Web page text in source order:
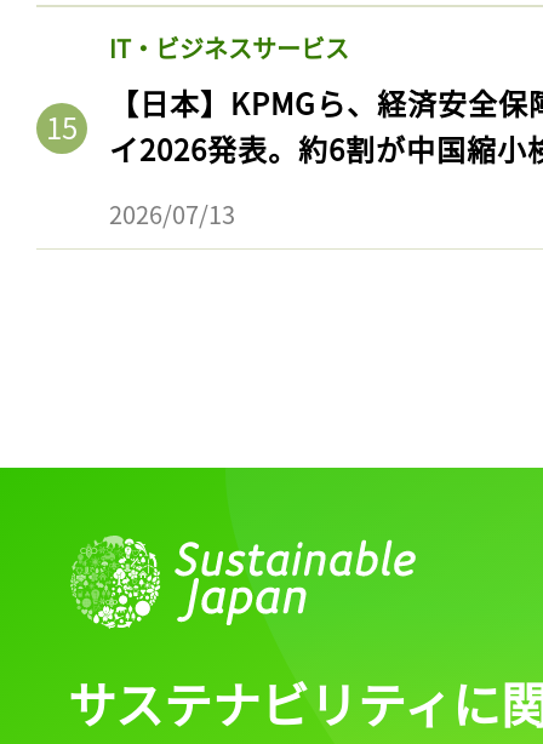
IT・ビジネスサービス
【日本】KPMGら、経済安全
イ2026発表。約6割が中国縮小
2026/07/13
サステナビリティに